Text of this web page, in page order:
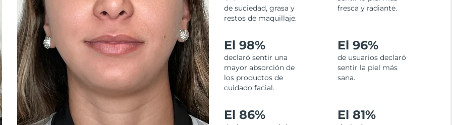
de suciedad, grasa y
restos de maquillaje.
fresca y radiante.
El 98%
declaró sentir una
mayor absorción de
los productos de
cuidado facial.
El 96%
de usuarios declaró
sentir la piel más
sana.
El 86% El 81%